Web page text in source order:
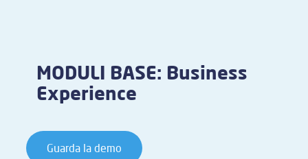
MODULI BASE: Business
Experience
Guarda la demo